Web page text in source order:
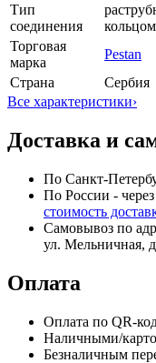
Тип
соединения
кольцом
Торговая
марка
Pestan
Страна
Сербия
Все характеристики›
Доставка и
По Санкт-
По России -
стоимость
Самовывоз по
ул. Мельничная,
Оплата
Оплата по QR-
Наличными/
Безналичным